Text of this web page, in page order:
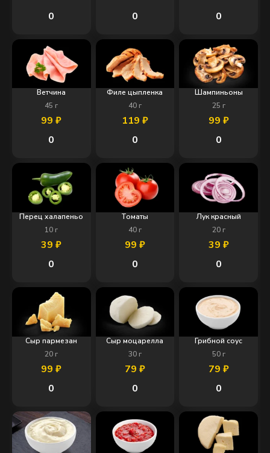
0
0
0
Ветчина
45 г
99₽
0
Филе цыпленка
40г
119 ₽
0
Шампиньоны
25 г
99 ₽
0
Перец халапеньо
10 г
39₽
0
Томаты
40г
99 ₽
0
Лук красный
20г
39 ₽
0
Сыр пармезан
20 г
99₽
0
Сыр моцарелла
30г
79 ₽
0
Грибной соус
50г
79 ₽
0